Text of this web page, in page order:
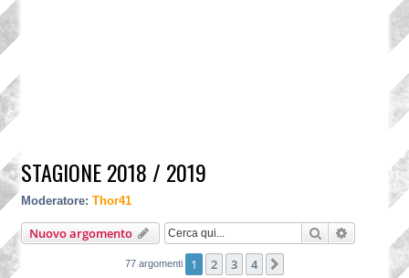
STAGIONE 2018 / 2019
Moderatore: Thor41
Nuovo argomento Cerca Ricerca
77 argomenti 1 2 3 4